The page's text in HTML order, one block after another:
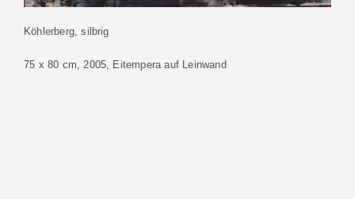
Köhlerberg, silbrig
75 x 80 cm, 2005, Eitempera auf Leinwand